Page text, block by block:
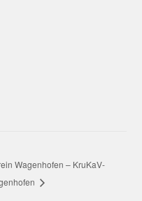
Wagenhofen – KruKaV-